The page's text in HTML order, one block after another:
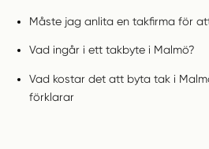
Måste jag anlita en takfirma för
Vad ingår i ett takbyte i Malmö?
Vad kostar det att byta tak i
förklarar